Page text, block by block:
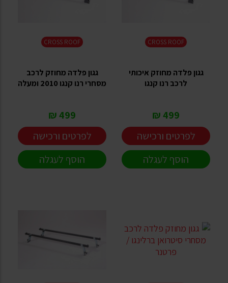
CROSS ROOF
גגון פלדה מחוזק איכותי
לרכב רנו קנגו
499 ₪
לפרטים ורכישה
הוסף לעגלה
CROSS ROOF
גגון פלדה מחוזק לרכב
מסחרי רנו קנגו 2010 ומעלה
499 ₪
לפרטים ורכישה
הוסף לעגלה